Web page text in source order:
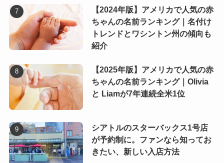
【2024年版】アメリカで人気の赤
ちゃんの名前ランキング｜名付け
トレンドとワシントン州の傾向も
紹介
【2025年版】アメリカで人気の赤
ちゃんの名前ランキング｜Olivia
と Liamが7年連続全米1位
シアトルのスターバックス1号店
が予約制に。ファンなら知ってお
きたい、新しい入店方法